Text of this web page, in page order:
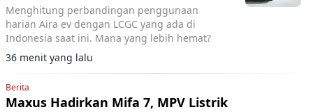
Menghitung perbandingan penggunaan
harian Aira ev dengan LCGC yang ada di
Indonesia saat ini. Mana yang lebih hemat?
36 menit yang lalu
Berita
Maxus Hadirkan Mifa 7, MPV Listrik